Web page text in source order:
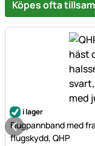
Köpes ofta
i lager
Flugpannband med
flugskydd, QHP